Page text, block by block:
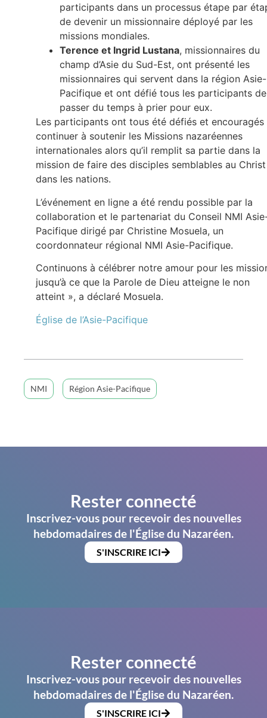
participants dans un processus étape par
de devenir un missionnaire déployé par les
missions mondiales.
Terence et Ingrid Lustana, missionnaires du
champ d’Asie du Sud-Est, ont présenté les
missionnaires qui servent dans la région Asie-
Pacifique et ont défié tous les participants de
passer du temps à prier pour eux.
Les participants ont tous été défiés et encouragés
continuer à soutenir les Missions nazaréennes
internationales alors qu’il remplit sa partie dans la
mission de faire des disciples semblables au Christ
dans les nations.
L’événement en ligne a été rendu possible par la
collaboration et le partenariat du Conseil NMI
Pacifique dirigé par Christine Mosuela, un
coordonnateur régional NMI Asie-Pacifique.
Continuons à célébrer notre amour pour les
jusqu’à ce que la Parole de Dieu atteigne le non
atteint », a déclaré Mosuela.
Église de l’Asie-Pacifique
NMI Région Asie-Pacifique
Rester connecté
Inscrivez-vous pour recevoir des nouvelles
hebdomadaires de l'Église du Nazaréen.
S'INSCRIRE ICI
Rester connecté
Inscrivez-vous pour recevoir des nouvelles
hebdomadaires de l'Église du Nazaréen.
S'INSCRIRE ICI